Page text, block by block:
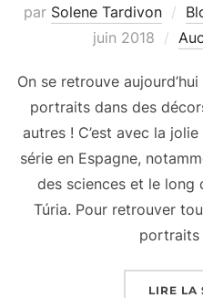
par Solene Tardivon
juin 2018
On se retrouve
portraits dans des
autres ! C’est avec la
série en Espagne,
des sciences et le long
Túria. Pour retrouver
LIRE LA